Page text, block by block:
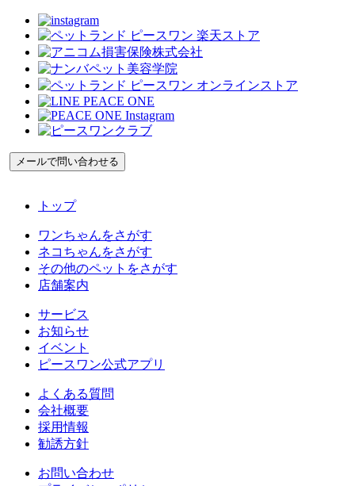
トップ
ワンちゃんをさがす
ネコちゃんをさがす
その他のペットをさがす
店舗案内
サービス
お知らせ
イベント
ピースワン公式アプリ
よくある質問
会社概要
採用情報
勧誘方針
お問い合わせ